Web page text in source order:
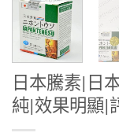
日本騰素|日
純|效果明顯|